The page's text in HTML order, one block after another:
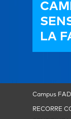
LA
Campus FAD
RECORRE